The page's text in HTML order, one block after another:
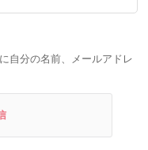
自分の名前、メールアドレ